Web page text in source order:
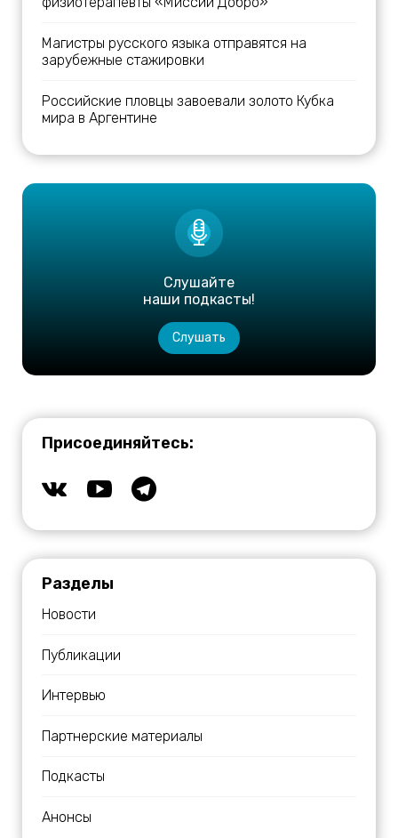
Магистры русского языка отправятся на
зарубежные стажировки
Российские пловцы завоевали золото Кубка
мира в Аргентине
Слушайте
наши подкасты!
Слушать
Присоединяйтесь:
Разделы
Новости
Публикации
Интервью
Партнерские материалы
Подкасты
Анонсы